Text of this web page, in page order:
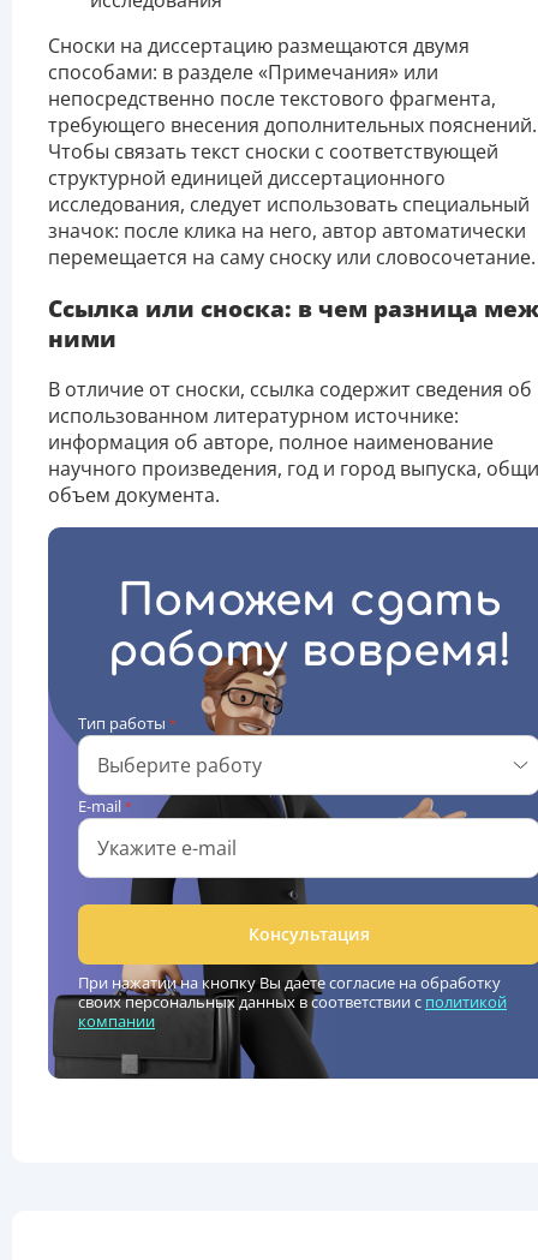
Сноски на диссертацию размещаются двумя
способами: в разделе «Примечания» или
непосредственно после текстового фрагмента,
требующего внесения дополнительных пояснений.
Чтобы связать текст сноски с соответствующей
структурной единицей диссертационного
исследования, следует использовать специальный
значок: после клика на него, автор автоматически
перемещается на саму сноску или словосочетание.
Ссылка или сноска: в чем разница
ними
В отличие от сноски, ссылка содержит сведения об
использованном литературном источнике:
информация об авторе, полное наименование
научного произведения, год и город выпуска,
объем документа.
Поможем сдать
работу вовремя!
Тип работы *
E-mail *
Консультация
При нажатии на кнопку Вы даете согласие на обработку
своих персональных данных в соответствии с политикой
компании